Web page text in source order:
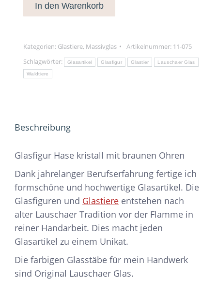
kristall
Ohren
Menge
In den Warenkorb
Kategorien: Glastiere, Massivglas Artikelnummer: 11-075
Schlagwörter:
Glasartikel Glasfigur Glastier Lauschaer Glas
Waldtiere
Beschreibung
Glasfigur Hase kristall mit braunen Ohren
Dank jahrelanger Berufserfahrung fertige ich
formschöne und hochwertige Glasartikel. Die
Glasfiguren und Glastiere entstehen nach
alter Lauschaer Tradition vor der Flamme in
reiner Handarbeit. Dies macht jeden
Glasartikel zu einem Unikat.
Die farbigen Glasstäbe für mein Handwerk
sind Original Lauschaer Glas.